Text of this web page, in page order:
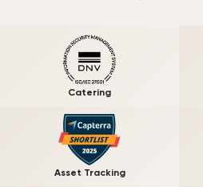
Catering
Asset Tracking